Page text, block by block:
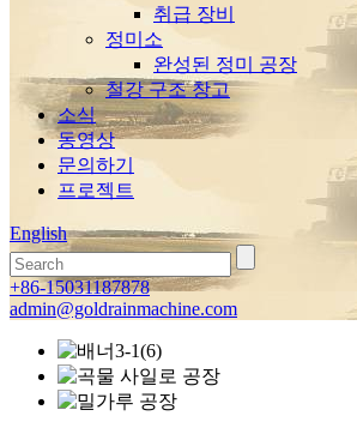
취급 장비
정미소
완성된 정미 공장
철강 구조 창고
소식
동영상
문의하기
프로젝트
English
+86-15031187878
admin@goldrainmachine.com